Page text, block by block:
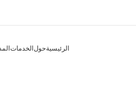
الرئيسيةحولالخدمات